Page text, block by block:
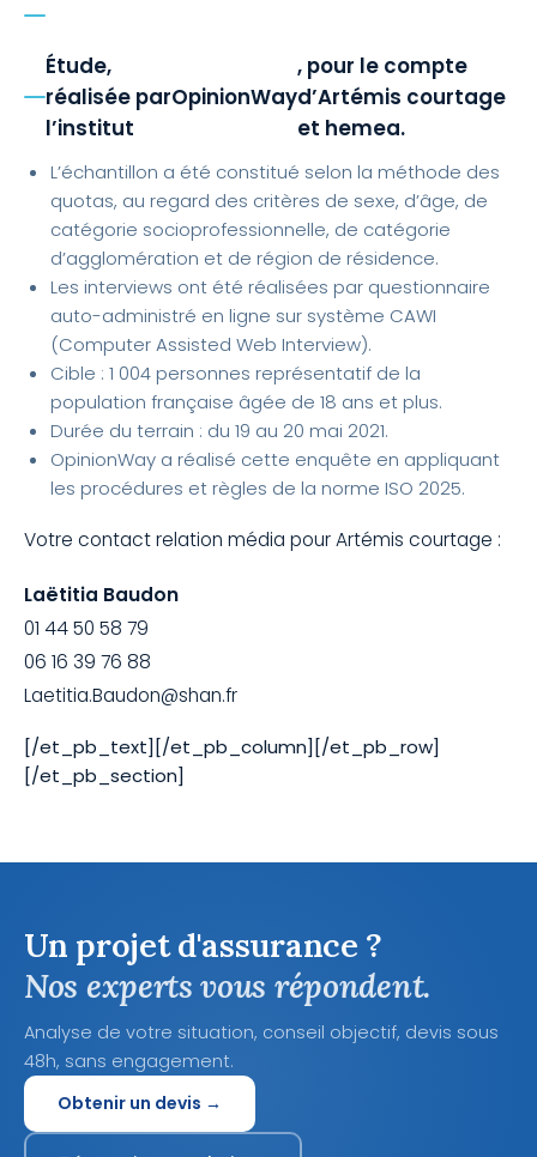
Étude,
réalisée par
l’institut
OpinionWay
, pour le compte
d’Artémis courtage
et hemea.
L’échantillon a été constitué selon la méthode des
quotas, au regard des critères de sexe, d’âge, de
catégorie socioprofessionnelle, de catégorie
d’agglomération et de région de résidence.
Les interviews ont été réalisées par questionnaire
auto-administré en ligne sur système CAWI
(Computer Assisted Web Interview).
Cible : 1 004 personnes représentatif de la
population française âgée de 18 ans et plus.
Durée du terrain : du 19 au 20 mai 2021.
OpinionWay a réalisé cette enquête en appliquant
les procédures et règles de la norme ISO 2025.
Votre contact relation média pour Artémis courtage :
Laëtitia Baudon
01 44 50 58 79
06 16 39 76 88
Laetitia.Baudon@shan.fr
[/et_pb_text][/et_pb_column][/et_pb_row]
[/et_pb_section]
Un projet d'assurance ?
Nos experts vous répondent.
Analyse de votre situation, conseil objectif, devis sous
48h, sans engagement.
Obtenir un devis →